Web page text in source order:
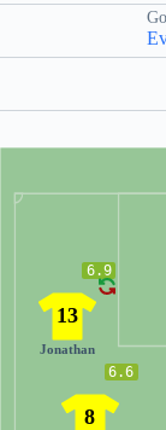
6.9
13
Jonathan
6.6
8